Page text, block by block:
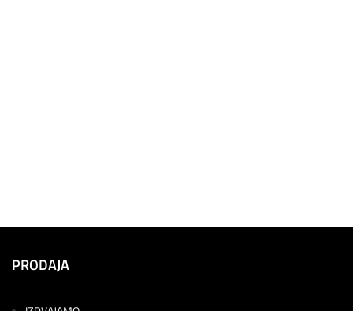
PRODAJA